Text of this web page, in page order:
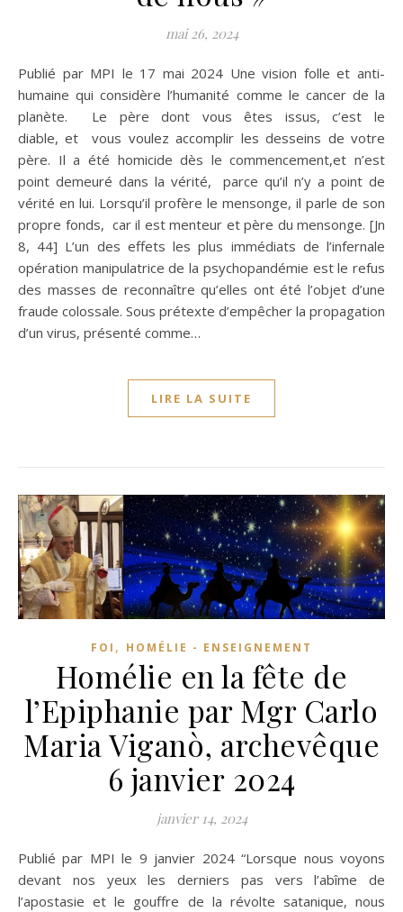
mai 26, 2024
Publié par MPI le 17 mai 2024 Une vision folle et anti-
humaine qui considère l’humanité comme le cancer de la
planète. Le père dont vous êtes issus, c’est le
diable, et vous voulez accomplir les desseins de votre
père. Il a été homicide dès le commencement,et n’est
point demeuré dans la vérité, parce qu’il n’y a point de
vérité en lui. Lorsqu’il profère le mensonge, il parle de son
propre fonds, car il est menteur et père du mensonge. [Jn
8, 44] L’un des effets les plus immédiats de l’infernale
opération manipulatrice de la psychopandémie est le refus
des masses de reconnaître qu’elles ont été l’objet d’une
fraude colossale. Sous prétexte d’empêcher la propagation
d’un virus, présenté comme…
LIRE LA SUITE
FOI , HOMÉLIE - ENSEIGNEMENT
Homélie en la fête de
l’Epiphanie par Mgr Carlo
Maria Viganò, archevêque
6 janvier 2024
janvier 14, 2024
Publié par MPI le 9 janvier 2024 “Lorsque nous voyons
devant nos yeux les derniers pas vers l’abîme de
l’apostasie et le gouffre de la révolte satanique, nous